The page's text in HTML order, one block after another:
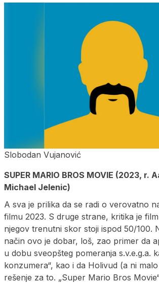
Slobodan Vujanović
SUPER MARIO BROS MOVIE (2023, r.
Michael Jelenic)
A sva je prilika da se radi o verovatno
filmu 2023. S druge strane, kritika je
njegov trenutni skor stoji ispod 50/100.
način ovo je dobar, loš, zao primer da
u dobu sveopšteg pomeranja s.v.e.g.a.
konzumera“, kao i da Holivud (a ni
rešenje za to. „Super Mario Bros